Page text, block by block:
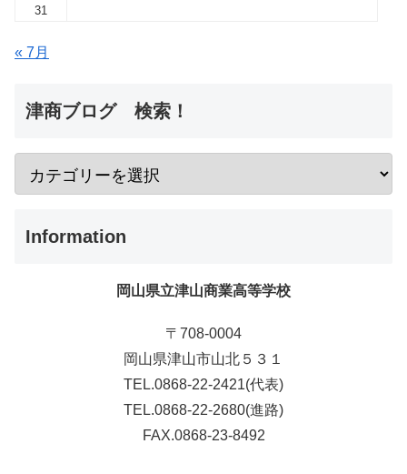
31
« 7月
津商ブログ 検索！
Information
岡山県立津山商業高等学校
〒708-0004
岡山県津山市山北５３１
TEL.0868-22-2421(代表)
TEL.0868-22-2680(進路)
FAX.0868-23-8492